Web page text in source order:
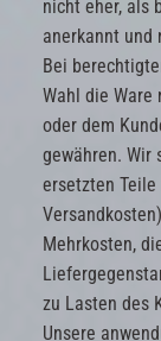
nicht eher, als
anerkannt und
Bei
Wahl die Ware
oder dem
gewähren. Wir
ersetzten
Mehrkosten,
zu Lasten des
Unsere